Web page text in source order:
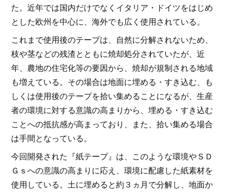
た。近年では国内だけでなくイタリア・ドイツをはじめ
とした欧州を中心に、海外でも広く使用されている。
これまで使用後のテープは、自然に分解されないため、
枝や茎などの残渣とともに焼却処分されていたが、近
年、農地の住宅化等の要因から、焼却が規制される地域
も増えている。その場合は地面に埋める・すき込む、も
しくは使用後のテープを拾い集めることになるが、生産
者の環境に対する意識の高まりから、埋める・すき込む
ことへの抵抗感が高まっており、また、拾い集める場合
は手間となっている。
今回開発された『紙テープ』は、このような環境やＳＤ
Ｇｓへの意識の高まりに応え、環境に配慮した紙素材を
使用している。土に埋めると約３ヵ月で分解し、地面か